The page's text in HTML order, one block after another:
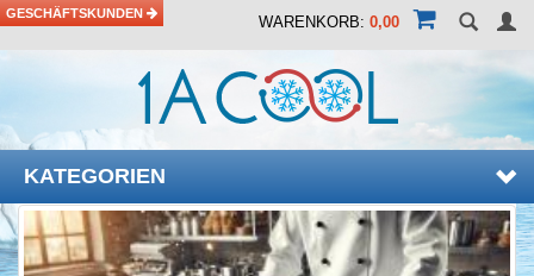
GESCHÄFTSKUNDEN WARENKORB: 0,00
KATEGORIEN